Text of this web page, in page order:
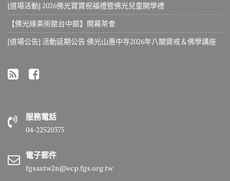
[道場活動] 2026佛光寶寶祝福禮暨佛光兒童開學禮
【佛光緣美術館台中館】開幕茶會
[道場公告] 活動延期公告 佛光山惠中寺2026年八關齋戒＆佛學講座
服務電話
04-22520375
電子郵件
fgsastw2n@ecp.fgs.org.tw